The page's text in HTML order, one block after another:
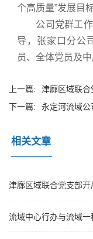
个高质量”发展目
公司党群工
导，张家口分公
员、全体党员及
上一篇:
津廊区域联合
下一篇:
永定河流域公
相关文章
津廊区域联合党支部
流域中心行办与流域